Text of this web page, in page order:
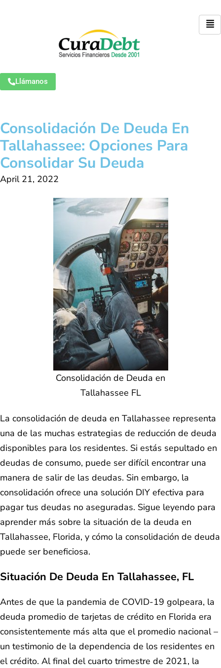
Llámanos
Consolidación De Deuda En
Tallahassee: Opciones Para
Consolidar Su Deuda
April 21, 2022
Consolidación de Deuda en
Tallahassee FL
La consolidación de deuda en Tallahassee representa
una de las muchas estrategias de reducción de deuda
disponibles para los residentes. Si estás sepultado en
deudas de consumo, puede ser difícil encontrar una
manera de salir de las deudas. Sin embargo, la
consolidación ofrece una solución DIY efectiva para
pagar tus deudas no aseguradas. Sigue leyendo para
aprender más sobre la situación de la deuda en
Tallahassee, Florida, y cómo la consolidación de deuda
puede ser beneficiosa.
Situación De Deuda En Tallahassee, FL
Antes de que la pandemia de COVID-19 golpeara, la
deuda promedio de tarjetas de crédito en Florida era
consistentemente más alta que el promedio nacional –
un testimonio de la dependencia de los residentes en
el crédito. Al final del cuarto trimestre de 2021, la